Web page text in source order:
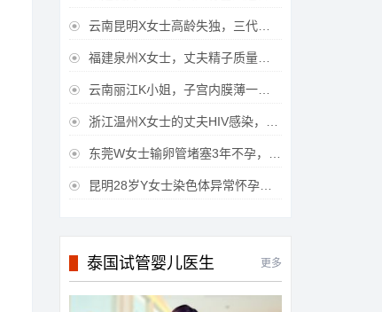
 云南昆明X女士高龄失独，三代试管助她重获女儿
 福建泉州X女士，丈夫精子质量差，三代试管获得男宝宝
 云南丽江K小姐，子宫内膜薄一直未孕，三代试管一次成功获得
 浙江温州X女士的丈夫HIV感染，三代试管成功获得女宝宝
 东莞W女士输卵管堵塞3年不孕，泰国三代试管喜获
 昆明28岁Y女士染色体异常怀孕难，泰国三代试管成功好孕
泰国试管婴儿医生 更多